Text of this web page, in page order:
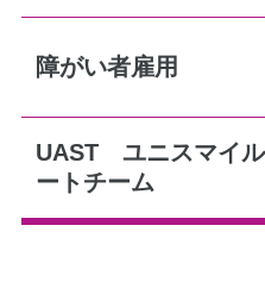
障がい者雇用
UAST ユニスマイ
ートチーム